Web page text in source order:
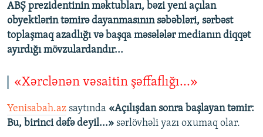
BIZIMLƏ ƏLAQƏ
XƏBƏR BÜLLETENLƏRIMIZ
ABŞ prezidentinin məktubları, bəzi yeni açılan
obyektlərin təmirə dayanmasının səbəbləri, sərbəst
toplaşmaq azadlığı və başqa məsələlər medianın diqqət
ayırdığı mövzulardandır...
«Xərclənən vəsaitin şəffaflığı...»
Yenisabah.az saytında «Açılışdan sonra başlayan təmir:
Bu, birinci dəfə deyil...» sərlövhəli yazı oxumaq olar.